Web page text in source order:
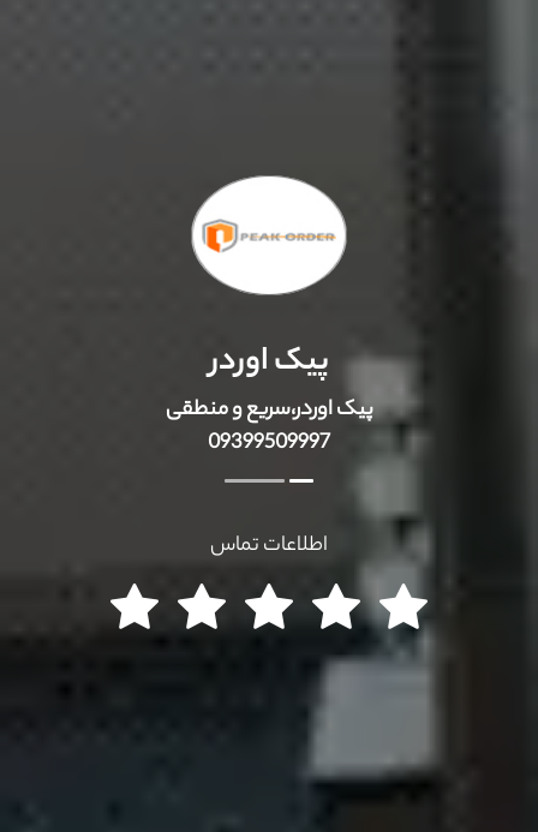
پیک اوردر
پیک اوردر،سریع و منطقی
09399509997
اطلاعات تماس